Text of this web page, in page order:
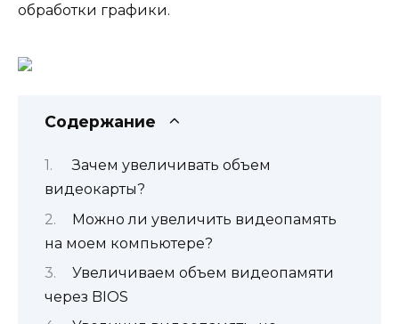
обработки графики.
Содержание
Зачем увеличивать объем
видеокарты?
Можно ли увеличить видеопамять
на моем компьютере?
Увеличиваем объем видеопамяти
через BIOS